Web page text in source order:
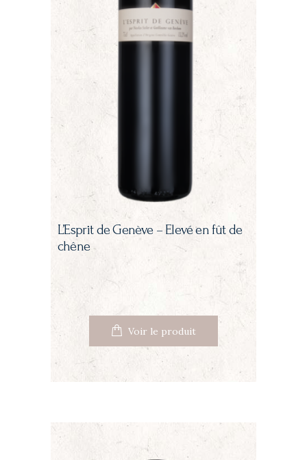
L’Esprit de Genève – Elevé en fût de
chêne
Voir le produit